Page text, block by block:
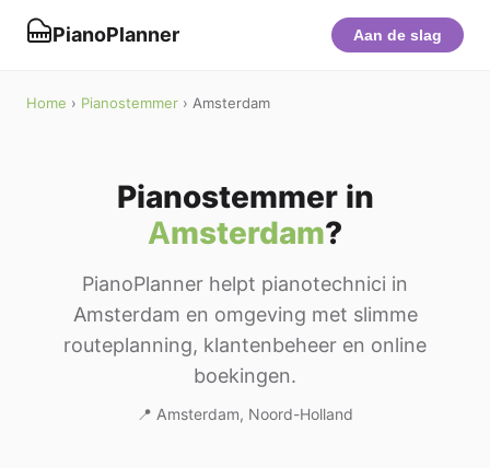
PianoPlanner Aan de slag
Home › Pianostemmer › Amsterdam
Pianostemmer in
Amsterdam?
PianoPlanner helpt pianotechnici in
Amsterdam en omgeving met slimme
routeplanning, klantenbeheer en online
boekingen.
📍 Amsterdam, Noord-Holland